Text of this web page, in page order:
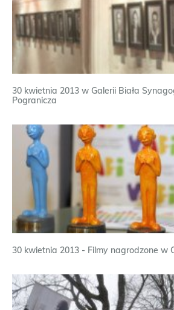
30 kwietnia 2013 w Galerii Biała
Pogranicza
30 kwietnia 2013 - Filmy nagrodzone w